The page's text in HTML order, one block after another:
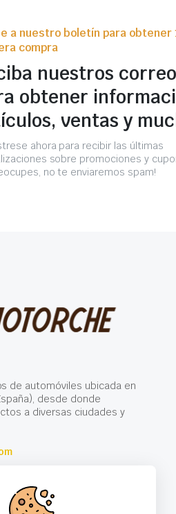
a nuestro boletín para
compra
nuestros
obtener
ventas y
ahora para recibir las últimas
sobre promociones y
no te enviaremos spam!
de automóviles ubicada en
desde donde
a diversas ciudades y